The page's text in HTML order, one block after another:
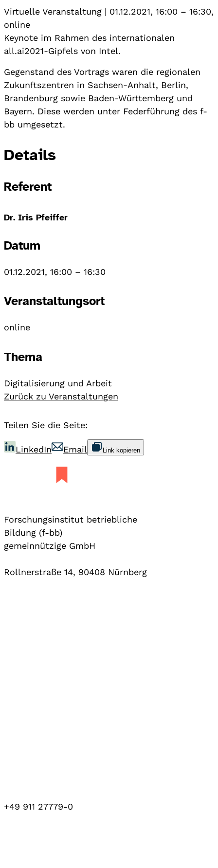
Virtuelle Veranstaltung | 01.12.2021, 16:00 – 16:30,
online
Keynote im Rahmen des internationalen
all.ai2021-Gipfels von Intel.
Gegenstand des Vortrags waren die regionalen
Zukunftszentren in Sachsen-Anhalt, Berlin,
Brandenburg sowie Baden-Württemberg und
Bayern. Diese werden unter Federführung des f-
bb umgesetzt.
Details
Referent
Dr. Iris Pfeiffer
Datum
01.12.2021, 16:00 – 16:30
Veranstaltungsort
online
Thema
Digitalisierung und Arbeit
Zurück zu Veranstaltungen
Teilen Sie die Seite:
LinkedIn Email Link kopieren
Forschungsinstitut betriebliche
Bildung (f-bb)
gemeinnützige GmbH
Rollnerstraße 14, 90408 Nürnberg
+49 911 27779-0